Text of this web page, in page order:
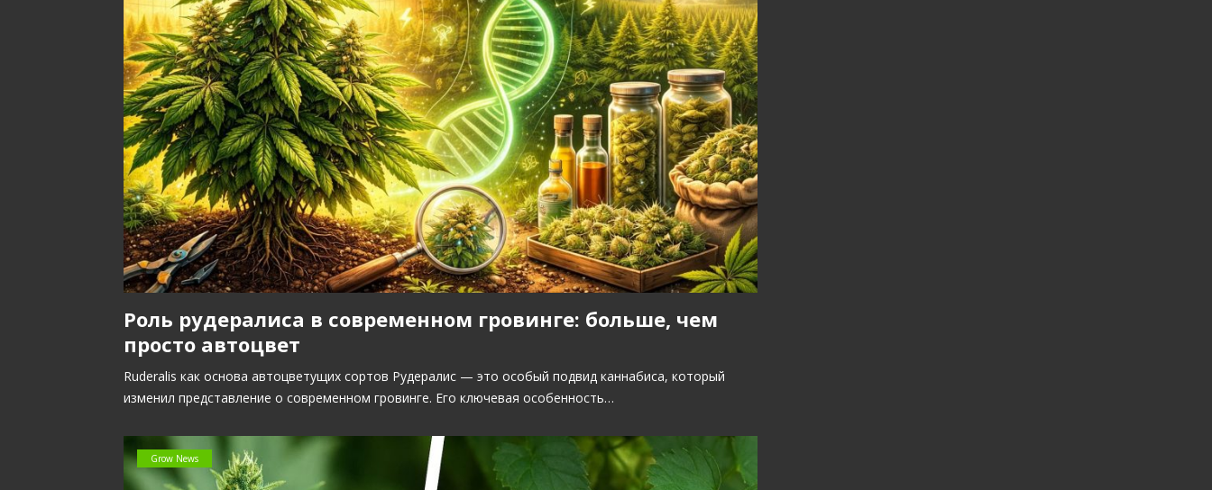
Роль рудералиса в современном гровинге: больше, чем
просто автоцвет
Ruderalis как основа автоцветущих сортов Рудералис — это особый подвид каннабиса, который
изменил представление о современном гровинге. Его ключевая особенность…
Grow News